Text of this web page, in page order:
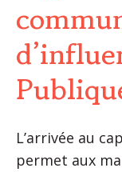
L’arrivée au
permet aux